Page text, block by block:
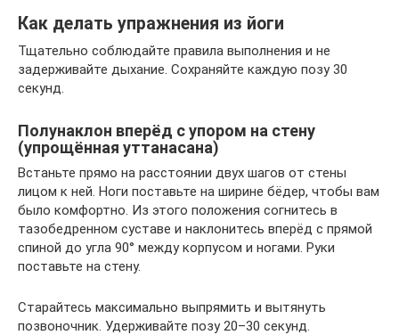
Как делать упражнения из йоги
Тщательно соблюдайте правила выполнения и не
задерживайте дыхание. Сохраняйте каждую позу 30
секунд.
Полунаклон вперёд с упором на стену
(упрощённая уттанасана)
Встаньте прямо на расстоянии двух шагов от стены
лицом к ней. Ноги поставьте на ширине бёдер, чтобы вам
было комфортно. Из этого положения согнитесь в
тазобедренном суставе и наклонитесь вперёд с прямой
спиной до угла 90° между корпусом и ногами. Руки
поставьте на стену.
Старайтесь максимально выпрямить и вытянуть
позвоночник. Удерживайте позу 20–30 секунд.